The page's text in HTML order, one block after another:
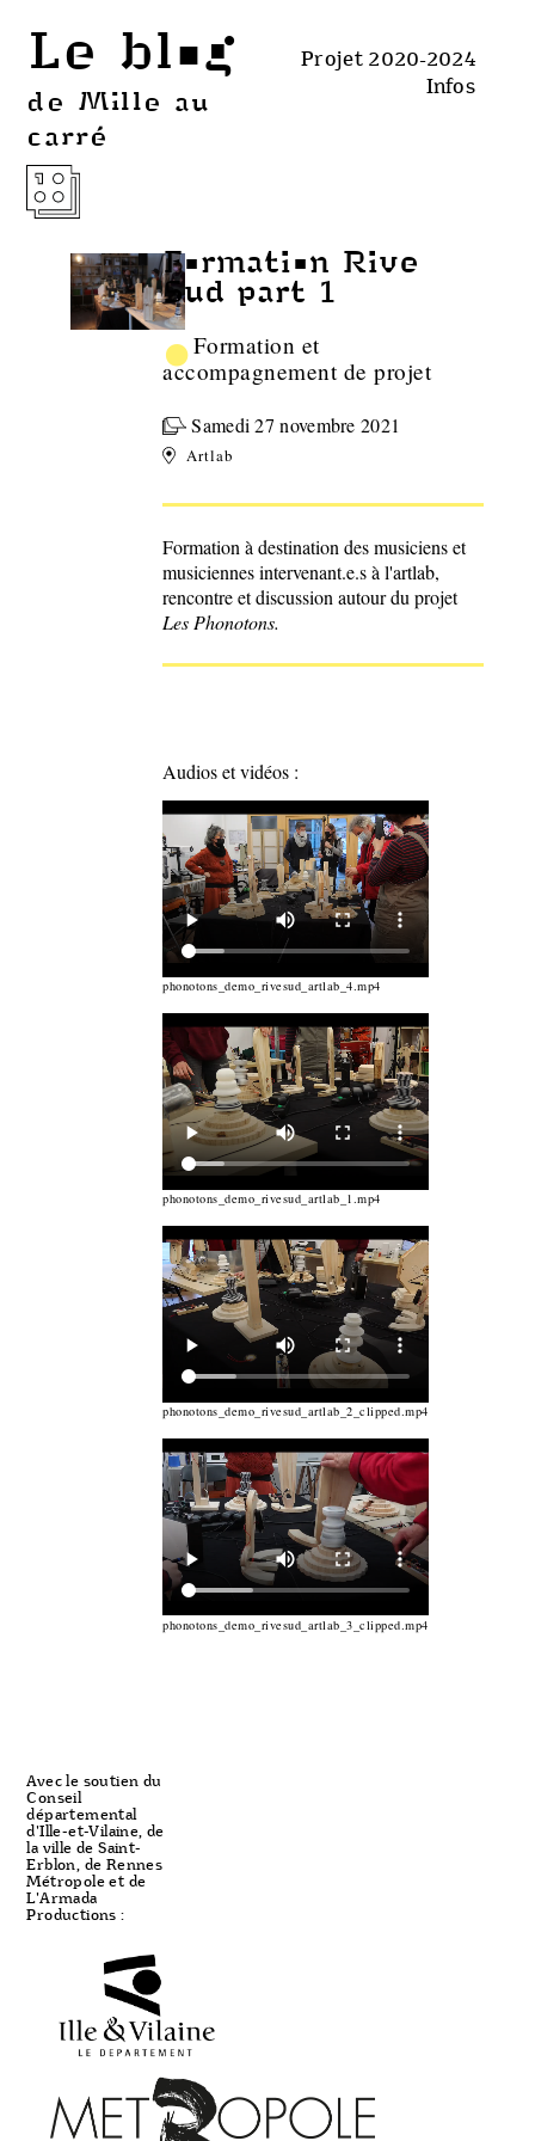
Le blog
de Mille au
carré
Projet 2020-2024
Infos
Formation Rive
Sud part 1
• Formation et
accompagnement de projet
Samedi 27 novembre 2021
Artlab
Formation à destination des musiciens et
musiciennes intervenant.e.s à l'artlab,
rencontre et discussion autour du projet
Les Phonotons.
Audios et vidéos :
phonotons_demo_rivesud_artlab_4.mp4
phonotons_demo_rivesud_artlab_1.mp4
phonotons_demo_rivesud_artlab_2_clipped.mp4
phonotons_demo_rivesud_artlab_3_clipped.mp4
Avec le soutien du
Conseil
départemental
d'Ille-et-Vilaine, de
la ville de Saint-
Erblon, de Rennes
Métropole et de
L'Armada
Productions :